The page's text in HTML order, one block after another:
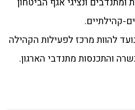
קהילתיים.
להוות מרכז לפעילות הקהילה
והתכנסות מתנדבי הארגון.